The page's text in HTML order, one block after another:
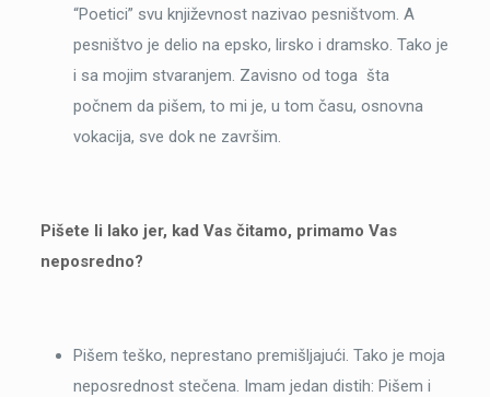
“Poetici” svu književnost nazivao pesništvom. A
pesništvo je delio na epsko, lirsko i dramsko. Tako je
i sa mojim stvaranjem. Zavisno od toga šta
počnem da pišem, to mi je, u tom času, osnovna
vokacija, sve dok ne završim.
Pišete li lako jer, kad Vas čitamo, primamo Vas
neposredno?
Pišem teško, neprestano premišljajući. Tako je moja
neposrednost stečena. Imam jedan distih: Pišem i